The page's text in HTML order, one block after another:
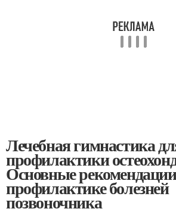
Лечебная гимнастика
профилактики
Основные
профилактике болезней
позвоночника